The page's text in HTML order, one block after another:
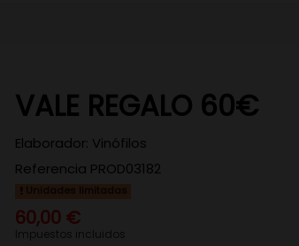
VALE REGALO 60€
Elaborador: Vinófilos
Referencia PROD03182
Unidades limitadas
60,00 €
Impuestos incluidos